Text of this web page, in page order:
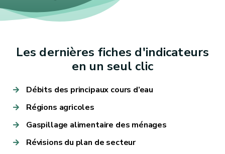
Les dernières fiches d'indicateurs
en un seul clic
Débits des principaux cours d’eau
Régions agricoles
Gaspillage alimentaire des ménages
Révisions du plan de secteur